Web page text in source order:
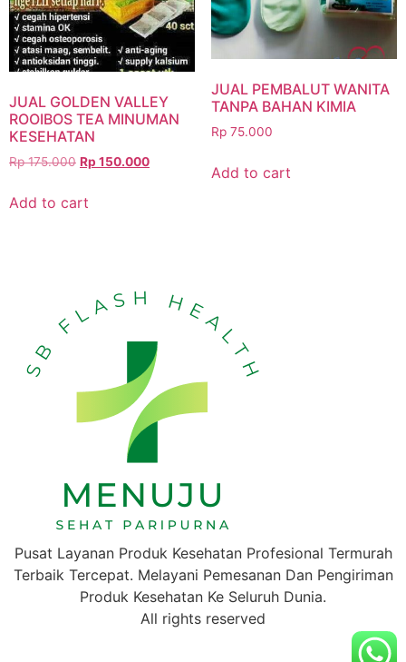
JUAL GOLDEN VALLEY
ROOIBOS TEA MINUMAN
KESEHATAN
Rp175.000 Rp 150.000
Add to cart
JUAL PEMBALUT WANITA
TANPA BAHAN KIMIA
Rp75.000
Add to cart
Pusat Layanan Produk Kesehatan Profesional Termurah
Terbaik Tercepat. Melayani Pemesanan Dan Pengiriman
Produk Kesehatan Ke Seluruh Dunia.
All rights reserved